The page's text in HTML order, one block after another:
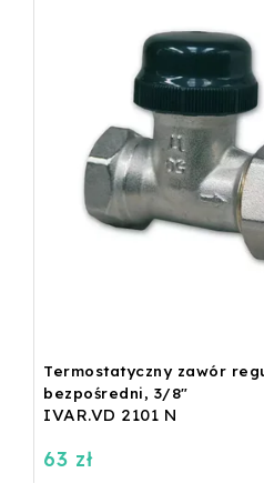
Termostatyczny zawór
bezpośredni, 3/8"
IVAR.VD 2101 N
63 zł